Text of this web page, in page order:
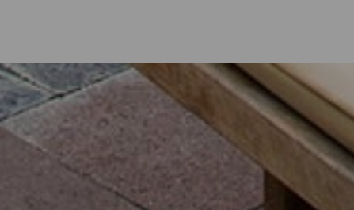
hotellit, asunnot...
meren rannalla tai viehättävässä hotellissa, jossa on